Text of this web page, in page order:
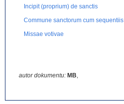
Incipit (proprium) de sanctis
Commune sanctorum cum sequentiis
Missae votivae
autor dokumentu: MB,